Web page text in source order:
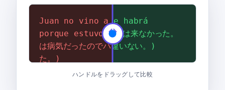
Juan no vino a la fiesta
porque estuvo enfermo. (フアン
は病気だったのでパーティーに来なかっ
た。)
Juan no vino. Se habrá
enfermado. (フアンは来なかった。
彼は病気になったに違いない。)
ハンドルをドラッグして比較